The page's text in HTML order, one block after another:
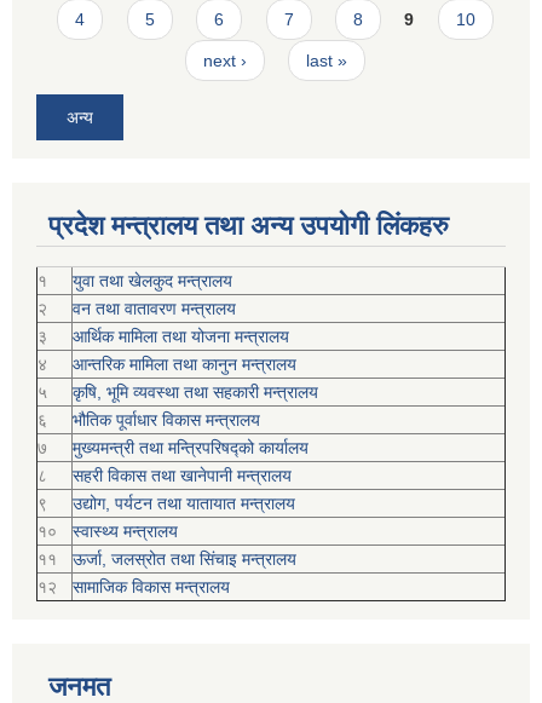
4 5 6 7 8 9 10
next › last »
अन्य
प्रदेश मन्त्रालय तथा अन्य उपयोगी लिंकहरु
१
युवा तथा खेलकुद मन्त्रालय
२
वन तथा वातावरण मन्त्रालय
३
आर्थिक मामिला तथा योजना मन्त्रालय
४
आन्तरिक मामिला तथा कानुन मन्त्रालय
५
कृषि, भूमि व्यवस्था तथा सहकारी मन्त्रालय
६
भौतिक पूर्वाधार विकास मन्त्रालय
७
मुख्यमन्त्री तथा मन्त्रिपरिषद्को कार्यालय
८
सहरी विकास तथा खानेपानी मन्त्रालय
९
उद्योग, पर्यटन तथा यातायात मन्त्रालय
१०
स्वास्थ्य मन्त्रालय
११
ऊर्जा, जलस्रोत तथा सिंचाइ मन्त्रालय
१२
सामाजिक विकास मन्‍‍त्रालय
जनमत